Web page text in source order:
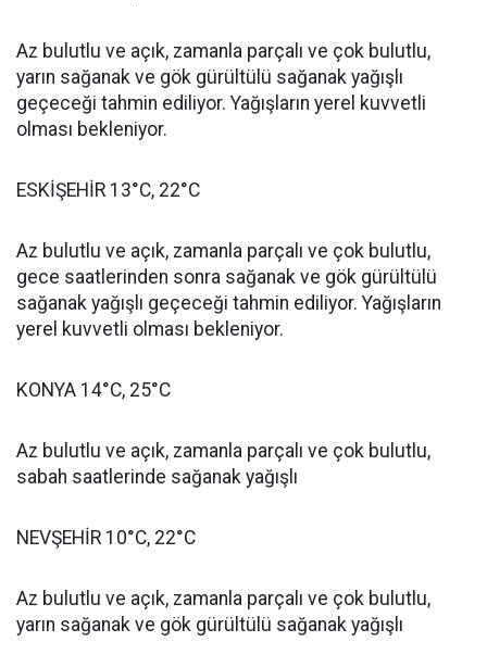
Az bulutlu ve açık, zamanla parçalı ve çok bulutlu,
yarın sağanak ve gök gürültülü sağanak yağışlı
geçeceği tahmin ediliyor. Yağışların yerel kuvvetli
olması bekleniyor.
ESKİŞEHİR 13°C, 22°C
Az bulutlu ve açık, zamanla parçalı ve çok bulutlu,
gece saatlerinden sonra sağanak ve gök gürültülü
sağanak yağışlı geçeceği tahmin ediliyor. Yağışların
yerel kuvvetli olması bekleniyor.
KONYA 14°C, 25°C
Az bulutlu ve açık, zamanla parçalı ve çok bulutlu,
sabah saatlerinde sağanak yağışlı
NEVŞEHİR 10°C, 22°C
Az bulutlu ve açık, zamanla parçalı ve çok bulutlu,
yarın sağanak ve gök gürültülü sağanak yağışlı